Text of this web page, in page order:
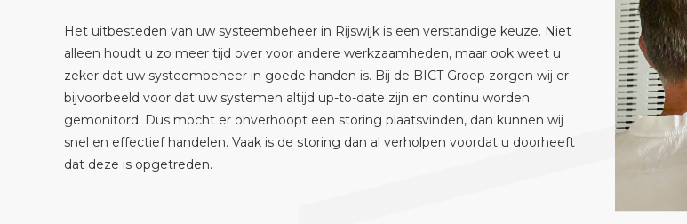
Het uitbesteden van uw systeembeheer in Rijswijk is een verstandige keuze. Niet
alleen houdt u zo meer tijd over voor andere werkzaamheden, maar ook weet u
zeker dat uw systeembeheer in goede handen is. Bij de BICT Groep zorgen wij er
bijvoorbeeld voor dat uw systemen altijd up-to-date zijn en continu worden
gemonitord. Dus mocht er onverhoopt een storing plaatsvinden, dan kunnen wij
snel en effectief handelen. Vaak is de storing dan al verholpen voordat u doorheeft
dat deze is opgetreden.